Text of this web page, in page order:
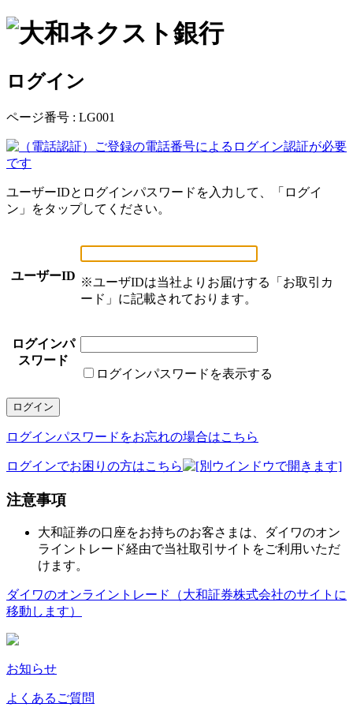
ログイン
ページ番号 : LG001
ユーザーIDとログインパスワードを入力して、「ログイ
ン」をタップしてください。
ユーザーID ※ユーザIDは当社よりお届けする「お取引カ
ード」に記載されております。
ログインパ
スワード
ログインパスワードを表示する
ログイン
ログインパスワードをお忘れの場合はこちら
ログインでお困りの方はこちら
注意事項
大和証券の口座をお持ちのお客さまは、ダイワのオン
ライントレード経由で当社取引サイトをご利用いただ
けます。
ダイワのオンライントレード（大和証券株式会社のサイトに
移動します）
お知らせ
よくあるご質問